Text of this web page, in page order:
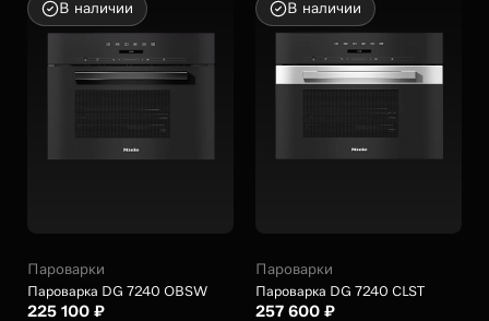
В наличии
Пароварки
Пароварка DG 7240 OBSW
225 100 ₽
В наличии
Пароварки
Пароварка DG 7240 CLST
257 600 ₽